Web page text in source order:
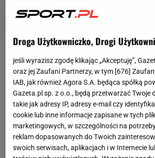
Kiedy w niedzielny Marc-Andre ter
groźnej kontuzji kolana, stało się
może zacząć rozglądać się za
Nieśmiało zaczęto przebąkiwać o
powrocie z emeryturyWojciecha
środę media poinformowały, że
Katalończykami i faktycznie
Droga Użytkowniczko, Drogi
jeśli wyrazisz zgodę klikając „Akceptuję”,
oraz jej Zaufani Partnerzy, w tym [676]
IAB, jak również Agora S.A. będąca spółką
Gazeta.pl sp. z o.o., będą przetwarzać Twoje
takie jak adresy IP, adresy e-mail czy
cookie lub inne informacje zapisane w tych
marketingowych, w szczególności na
reklam dopasowanych do Twoich
swoich serwisach, aplikacjach i w Internecie